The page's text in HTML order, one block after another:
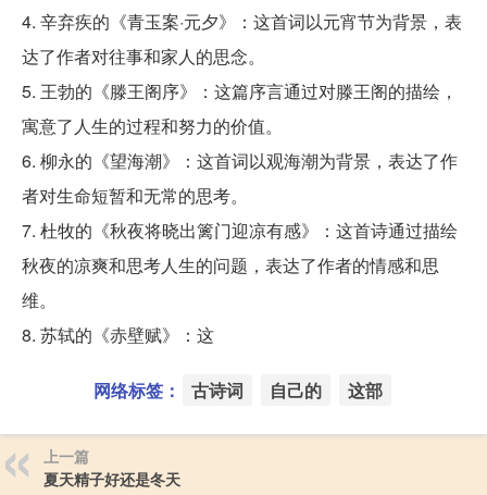
4. 辛弃疾的《青玉案·元夕》：这首词以元宵节为背景，表
达了作者对往事和家人的思念。
5. 王勃的《滕王阁序》：这篇序言通过对滕王阁的描绘，
寓意了人生的过程和努力的价值。
6. 柳永的《望海潮》：这首词以观海潮为背景，表达了作
者对生命短暂和无常的思考。
7. 杜牧的《秋夜将晓出篱门迎凉有感》：这首诗通过描绘
秋夜的凉爽和思考人生的问题，表达了作者的情感和思
维。
8. 苏轼的《赤壁赋》：这
网络标签： 古诗词 自己的 这部
上一篇
夏天精子好还是冬天